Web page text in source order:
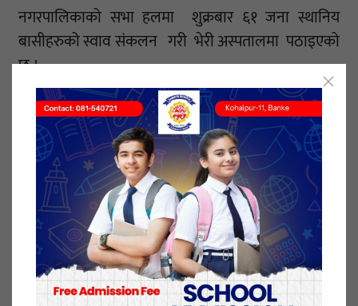
नगरपालिकाको सभा हलमा शुक्रबार ६१ जना स्थानिय
बासीहरुको स्वाव संकलन गरी भेरी अस्पतालमा पठाइएको
छ ।
आम नागरिकहरुको स्वास्थ्यमा समस्या देखा परे स्वाव
निशुल्क रुपमा दिन सक्नेछन् कोहलपुर नगरपालिका मेयर
लुट ब रावतले जानकारी गराए ।
मेयर लुट ब रावतले नगरपालिकाले स्थापना गरिएको अस्थायी
आईसोलेसन अब छिटै संचालनमा ल्याउने तयारी गरिएको
समेत जानकारी गराए ।